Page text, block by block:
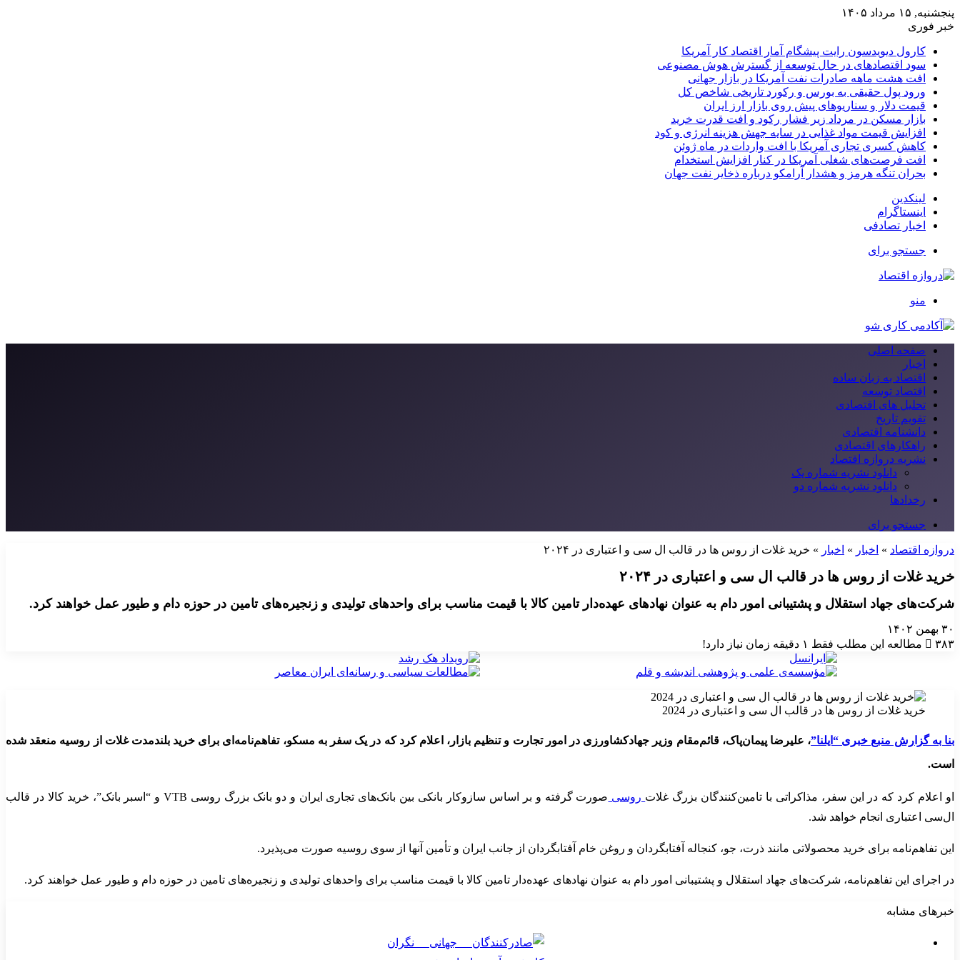
پنجشنبه, ۱۵ مرداد ۱۴۰۵
خبر فوری
کارول دیویدسون رایت پیشگام آمار اقتصاد کار آمریکا
سود اقتصادهای در حال توسعه از گسترش هوش مصنوعی
افت هشت ماهه صادرات نفت آمریکا در بازار جهانی
ورود پول حقیقی به بورس و رکورد تاریخی شاخص کل
قیمت دلار و سناریوهای پیش روی بازار ارز ایران
بازار مسکن در مرداد زیر فشار رکود و افت قدرت خرید
افزایش قیمت مواد غذایی در سایه جهش هزینه انرژی و کود
کاهش کسری تجاری آمریکا با افت واردات در ماه ژوئن
افت فرصت‌های شغلی آمریکا در کنار افزایش استخدام
بحران تنگه هرمز و هشدار آرامکو درباره ذخایر نفت جهان
لینکدین
اینستاگرام
اخبار تصادفی
جستجو برای
منو
صفحه اصلی
اخبار
اقتصاد به زبان ساده
اقتصاد توسعه
تحلیل های اقتصادی
تقویم تاریخ
دانشنامه اقتصادی
راهکارهای اقتصادی
نشریه دروازه اقتصاد
دانلود نشریه شماره یک
دانلود نشریه شماره دو
رخدادها
جستجو برای
دروازه اقتصاد » اخبار » اخبار » خرید غلات از روس‌‌ ها در قالب ال‌ سی و اعتباری در ۲۰۲۴
خرید غلات از روس‌‌ ها در قالب ال‌ سی و اعتباری در ۲۰۲۴
شرکت‌های جهاد استقلال و پشتیبانی امور دام به عنوان نهادهای عهده‌دار تامین کالا با قیمت مناسب برای واحدهای تولیدی و زنجیره‌های تامین در حوزه دام و طیور عمل خواهند کرد.
۳۰ بهمن ۱۴۰۲
۳۸۳
مطالعه این مطلب فقط ۱ دقیقه زمان نیاز دارد!
خرید غلات از روس‌‌ ها در قالب ال‌ سی و اعتباری در 2024
بنا به گزارش منبع خبری “ایلنا”، علیرضا پیمان‌پاک، قائم‌مقام وزیر جهادکشاورزی در امور تجارت و تنظیم بازار، اعلام کرد که در یک سفر به مسکو، تفاهم‌نامه‌ای برای خرید بلندمدت غلات از روسیه منعقد شده
است.
او اعلام کرد که در این سفر، مذاکراتی با تامین‌کنندگان بزرگ غلات روسی
صورت گرفته و بر اساس سازوکار بانکی بین بانک‌های تجاری ایران و دو بانک بزرگ روسی VTB و “اسبر بانک”، خرید کالا در قالب
ال‌سی اعتباری انجام خواهد شد.
این تفاهم‌نامه برای خرید محصولاتی مانند ذرت، جو، کنجاله آفتابگردان و روغن خام آفتابگردان از جانب ایران و تأمین آنها از سوی روسیه صورت می‌پذیرد.
در اجرای این تفاهم‌نامه، شرکت‌های جهاد استقلال و پشتیبانی امور دام به عنوان نهادهای عهده‌دار تامین کالا با قیمت مناسب برای واحدهای تولیدی و زنجیره‌های تامین در حوزه دام و طیور عمل خواهند کرد.
خبرهای مشابه